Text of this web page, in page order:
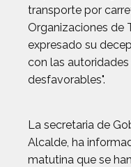
transporte por
Organizaciones de
expresado su
con las
desfavorables".
La secretaria de
Alcalde, ha
matutina que se